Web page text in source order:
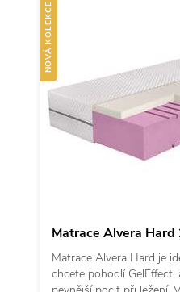
Matrace Alvera Hard
NOVÁ KOLEKCE
Matrace Alvera Hard je
chcete pohodlí